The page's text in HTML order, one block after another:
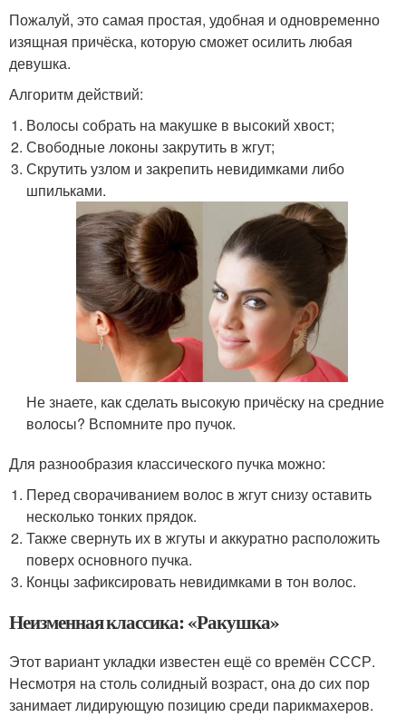
Пожалуй, это самая простая, удобная и одновременно
изящная причёска, которую сможет осилить любая
девушка.
Алгоритм действий:
Волосы собрать на макушке в высокий хвост;
Свободные локоны закрутить в жгут;
Скрутить узлом и закрепить невидимками либо
шпильками.
Не знаете, как сделать высокую причёску на средние
волосы? Вспомните про пучок.
Для разнообразия классического пучка можно:
Перед сворачиванием волос в жгут снизу оставить
несколько тонких прядок.
Также свернуть их в жгуты и аккуратно расположить
поверх основного пучка.
Концы зафиксировать невидимками в тон волос.
Неизменная классика: «Ракушка»
Этот вариант укладки известен ещё со времён СССР.
Несмотря на столь солидный возраст, она до сих пор
занимает лидирующую позицию среди парикмахеров.